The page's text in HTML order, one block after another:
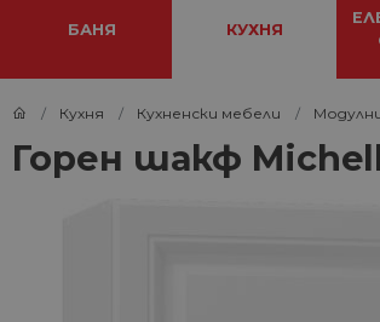
БАНЯ КУХНЯ
Кухня Кухненски мебели
Горен шакф